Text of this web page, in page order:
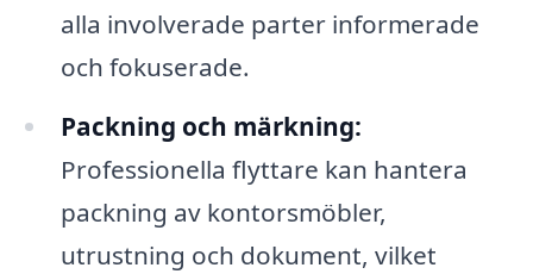
alla involverade parter informerade
och fokuserade.
Packning och märkning:
Professionella flyttare kan hantera
packning av kontorsmöbler,
utrustning och dokument, vilket